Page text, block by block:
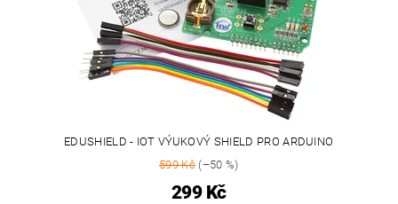
EDUSHIELD - IOT VÝUKOVÝ SHIELD PRO ARDUINO
599 Kč(–50 %)
299 Kč